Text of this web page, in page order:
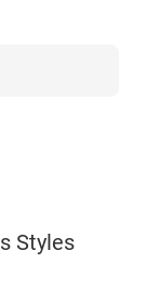
Styles